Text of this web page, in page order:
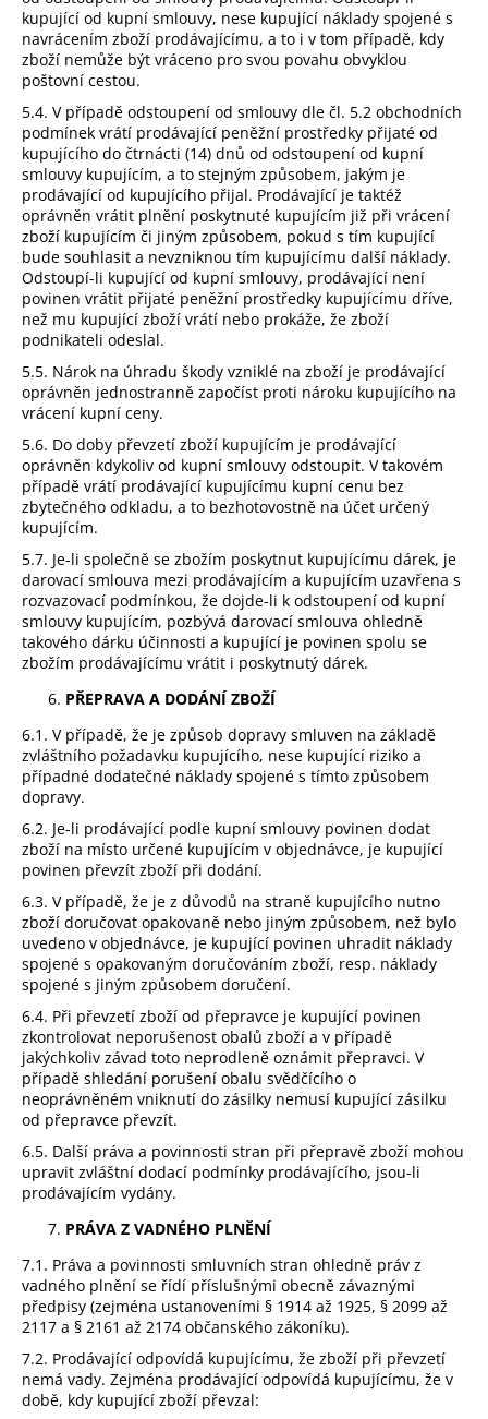
kupující od kupní smlouvy, nese kupující náklady spojené s
navrácením zboží prodávajícímu, a to i v tom případě, kdy
zboží nemůže být vráceno pro svou povahu obvyklou
poštovní cestou.
5.4. V případě odstoupení od smlouvy dle čl. 5.2 obchodních
podmínek vrátí prodávající peněžní prostředky přijaté od
kupujícího do čtrnácti (14) dnů od odstoupení od kupní
smlouvy kupujícím, a to stejným způsobem, jakým je
prodávající od kupujícího přijal. Prodávající je taktéž
oprávněn vrátit plnění poskytnuté kupujícím již při vrácení
zboží kupujícím či jiným způsobem, pokud s tím kupující
bude souhlasit a nevzniknou tím kupujícímu další náklady.
Odstoupí-li kupující od kupní smlouvy, prodávající není
povinen vrátit přijaté peněžní prostředky kupujícímu dříve,
než mu kupující zboží vrátí nebo prokáže, že zboží
podnikateli odeslal.
5.5. Nárok na úhradu škody vzniklé na zboží je prodávající
oprávněn jednostranně započíst proti nároku kupujícího na
vrácení kupní ceny.
5.6. Do doby převzetí zboží kupujícím je prodávající
oprávněn kdykoliv od kupní smlouvy odstoupit. V takovém
případě vrátí prodávající kupujícímu kupní cenu bez
zbytečného odkladu, a to bezhotovostně na účet určený
kupujícím.
5.7. Je-li společně se zbožím poskytnut kupujícímu dárek, je
darovací smlouva mezi prodávajícím a kupujícím uzavřena s
rozvazovací podmínkou, že dojde-li k odstoupení od kupní
smlouvy kupujícím, pozbývá darovací smlouva ohledně
takového dárku účinnosti a kupující je povinen spolu se
zbožím prodávajícímu vrátit i poskytnutý dárek.
PŘEPRAVA A DODÁNÍ ZBOŽÍ
6.1. V případě, že je způsob dopravy smluven na základě
zvláštního požadavku kupujícího, nese kupující riziko a
případné dodatečné náklady spojené s tímto způsobem
dopravy.
6.2. Je-li prodávající podle kupní smlouvy povinen dodat
zboží na místo určené kupujícím v objednávce, je kupující
povinen převzít zboží při dodání.
6.3. V případě, že je z důvodů na straně kupujícího nutno
zboží doručovat opakovaně nebo jiným způsobem, než bylo
uvedeno v objednávce, je kupující povinen uhradit náklady
spojené s opakovaným doručováním zboží, resp. náklady
spojené s jiným způsobem doručení.
6.4. Při převzetí zboží od přepravce je kupující povinen
zkontrolovat neporušenost obalů zboží a v případě
jakýchkoliv závad toto neprodleně oznámit přepravci. V
případě shledání porušení obalu svědčícího o
neoprávněném vniknutí do zásilky nemusí kupující zásilku
od přepravce převzít.
6.5. Další práva a povinnosti stran při přepravě zboží mohou
upravit zvláštní dodací podmínky prodávajícího, jsou-li
prodávajícím vydány.
PRÁVA Z VADNÉHO PLNĚNÍ
7.1. Práva a povinnosti smluvních stran ohledně práv z
vadného plnění se řídí příslušnými obecně závaznými
předpisy (zejména ustanoveními § 1914 až 1925, § 2099 až
2117 a § 2161 až 2174 občanského zákoníku).
7.2. Prodávající odpovídá kupujícímu, že zboží při převzetí
nemá vady. Zejména prodávající odpovídá kupujícímu, že v
době, kdy kupující zboží převzal: